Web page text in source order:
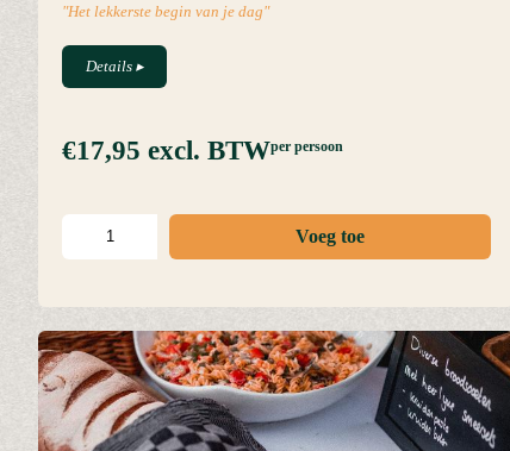
"Het lekkerste begin van je dag"
Details ▸
€17,95 excl. BTWper persoon
Voeg toe